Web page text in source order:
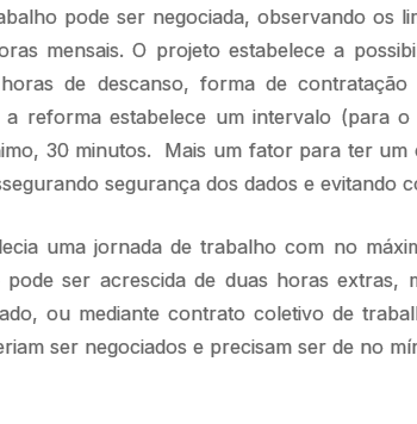
pode ser negociada, observando os
mensais. O projeto estabelece a
de descanso, forma de contratação
reforma estabelece um intervalo (para
30 minutos. Mais um fator para ter
segurança dos dados e evitando
uma jornada de trabalho com no
ser acrescida de duas horas extras,
ou mediante contrato coletivo de
ser negociados e precisam ser de no